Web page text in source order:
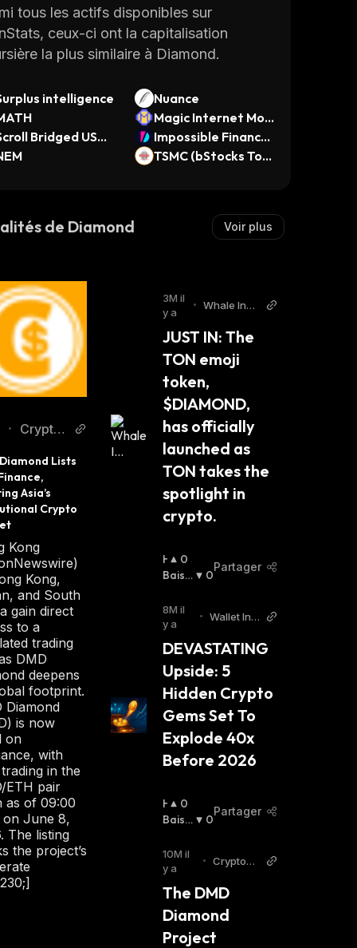
tous les actifs disponibles sur
ceux-ci ont la capitalisation
la plus similaire à Diamond.
intelligence
Nuance
Magic Internet Mon
ey (Arbitrum)
Bridged USDT
Impossible Finance
Launchpad
TSMC (bStocks Tok
de Diamond Voir plus
•
Cryptos
Lists
Asia’s
Crypto
Kong
Kong,
and South
gain direct
to a
trading
DMD
deepens
footprint.
Diamond
is now
on
with
in the
ETH pair
as of 09:00
on June 8,
The listing
the project’s
3M il
y a
•
Whale Insi
JUST IN: The
TON emoji
token,
$DIAMOND,
has officially
launched as
TON takes the
spotlight in
crypto.
H
A
S
S
E
R
:
0
Baissi
0
Partager
8M il
y a
• Wallet Inv
DEVASTATING
Upside: 5
Hidden Crypto
Gems Set To
Explode 40x
Before 2026
H
A
S
S
E
R
:
0
Baissi
0
Partager
10M il
y a
•
Cryptopo
The DMD
Diamond
Project